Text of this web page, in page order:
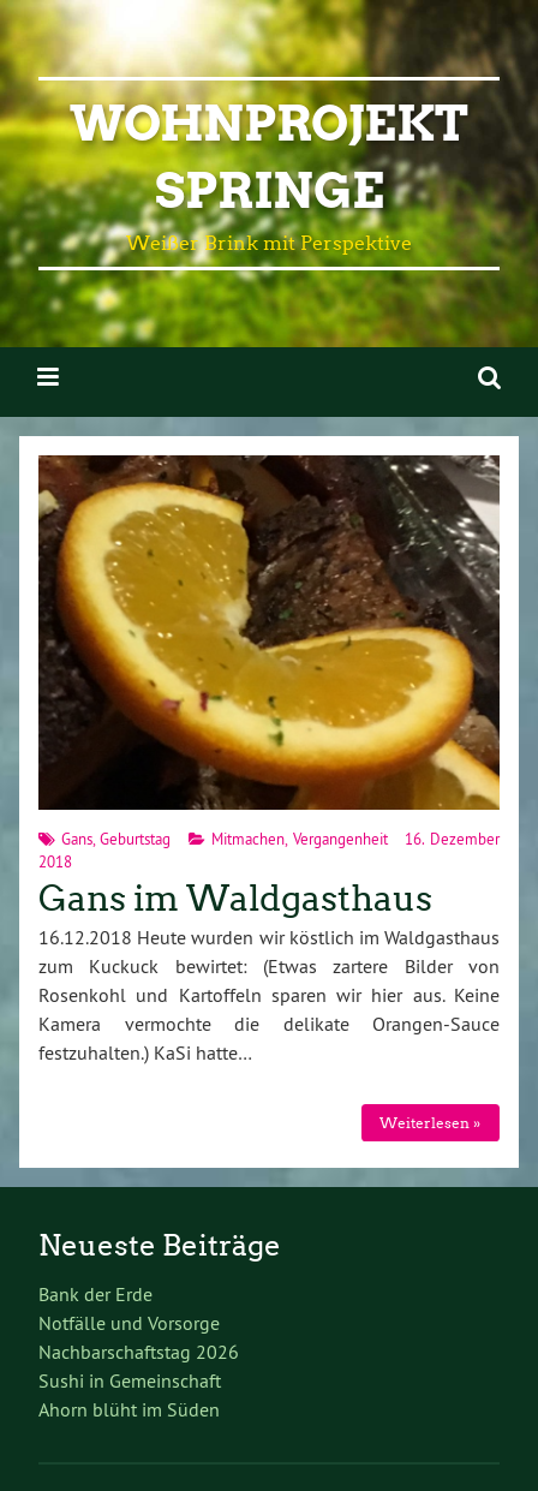
WOHNPROJEKT
SPRINGE
Weißer Brink mit Perspektive
Gans,Geburtstag Mitmachen, Vergangenheit
16. Dezember
2018
Gans im Waldgasthaus
16.12.2018 Heute wurden wir köstlich im Waldgasthaus
zum Kuckuck bewirtet: (Etwas zartere Bilder von
Rosenkohl und Kartoffeln sparen wir hier aus. Keine
Kamera vermochte die delikate Orangen-Sauce
festzuhalten.) KaSi hatte…
Weiterlesen »
Neueste Beiträge
Bank der Erde
Notfälle und Vorsorge
Nachbarschaftstag 2026
Sushi in Gemeinschaft
Ahorn blüht im Süden